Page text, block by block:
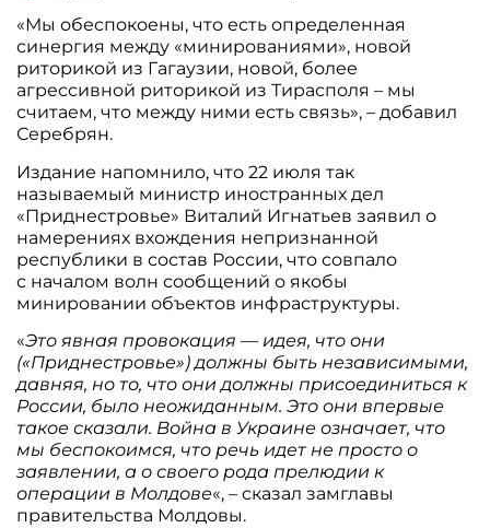
«Мы обеспокоены, что есть определенная
синергия между «минированиями», новой
риторикой из Гагаузии, новой, более
агрессивной риторикой из Тирасполя – мы
считаем, что между ними есть связь», – добавил
Серебрян.
Издание напомнило, что 22 июля так
называемый министр иностранных дел
«Приднестровье» Виталий Игнатьев заявил о
намерениях вхождения непризнанной
республики в состав России, что совпало
с началом волн сообщений о якобы
минировании объектов инфраструктуры.
«Это явная провокация — идея, что они
(«Приднестровье») должны быть независимыми,
давняя, но то, что они должны присоединиться к
России, было неожиданным. Это они впервые
такое сказали. Война в Украине означает, что
мы беспокоимся, что речь идет не просто о
заявлении, а о своего рода прелюдии к
операции в Молдове«, – сказал замглавы
правительства Молдовы.